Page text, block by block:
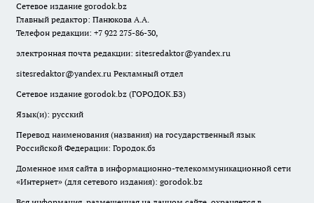
Сетевое издание gorodok.bz
Главный редактор: Панюкова А.А.
Телефон редакции: +7 922 275-86-30,
электронная почта редакции: sitesredaktor@yandex.ru
sitesredaktor@yandex.ru Рекламный отдел
Сетевое издание gorodok.bz (ГОРОДОК.БЗ)
Язык(и): русский
Перевод наименования (названия) на государственный язык
Российской Федерации: Городок.бз
Доменное имя сайта в информационно-телекоммуникационной сети
«Интернет» (для сетевого издания): gorodok.bz